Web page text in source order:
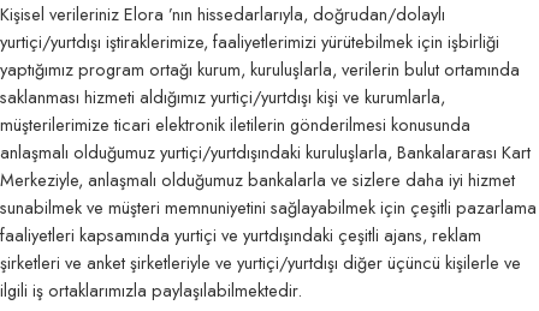
Kişisel verileriniz Elora ’nın hissedarlarıyla, doğrudan/dolaylı
yurtiçi/yurtdışı iştiraklerimize, faaliyetlerimizi yürütebilmek için işbirliği
yaptığımız program ortağı kurum, kuruluşlarla, verilerin bulut ortamında
saklanması hizmeti aldığımız yurtiçi/yurtdışı kişi ve kurumlarla,
müşterilerimize ticari elektronik iletilerin gönderilmesi konusunda
anlaşmalı olduğumuz yurtiçi/yurtdışındaki kuruluşlarla, Bankalararası Kart
Merkeziyle, anlaşmalı olduğumuz bankalarla ve sizlere daha iyi hizmet
sunabilmek ve müşteri memnuniyetini sağlayabilmek için çeşitli pazarlama
faaliyetleri kapsamında yurtiçi ve yurtdışındaki çeşitli ajans, reklam
şirketleri ve anket şirketleriyle ve yurtiçi/yurtdışı diğer üçüncü kişilerle ve
ilgili iş ortaklarımızla paylaşılabilmektedir.